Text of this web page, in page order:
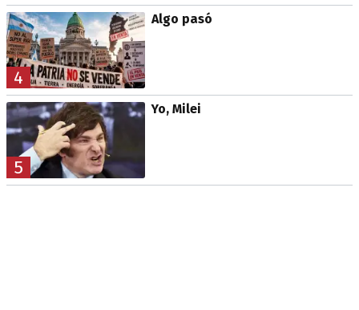
4
Algo pasó
5
Yo, Milei